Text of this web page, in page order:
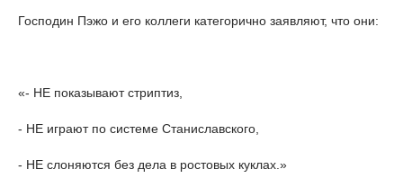
Господин Пэжо и его коллеги категорично заявляют, что они:
«- НЕ показывают стриптиз,
- НЕ играют по системе Станиславского,
- НЕ слоняются без дела в ростовых куклах.»